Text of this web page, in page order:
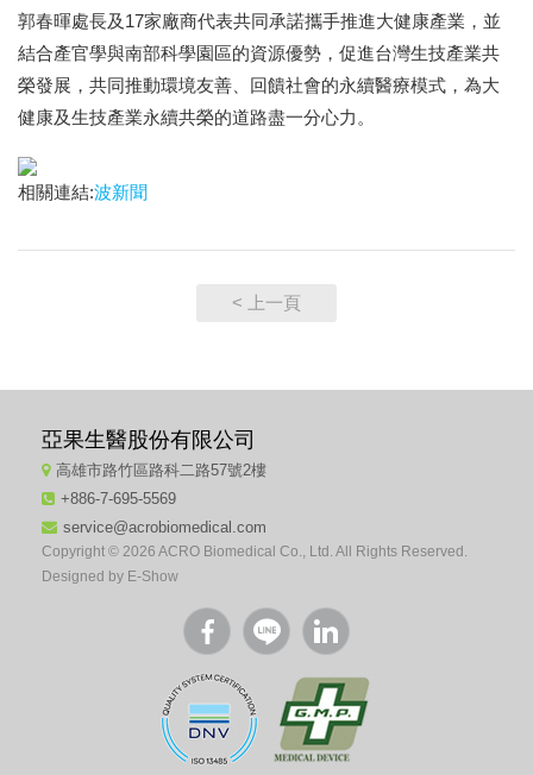
郭春暉處長及17家廠商代表共同承諾攜手推進大健康產業，並
結合產官學與南部科學園區的資源優勢，促進台灣生技產業共
榮發展，共同推動環境友善、回饋社會的永續醫療模式，為大
健康及生技產業永續共榮的道路盡一分心力。
相關連結:波新聞
< 上一頁
亞果生醫股份有限公司
高雄市路竹區路科二路57號2樓
+886-7-695-5569
service@acrobiomedical.com
Copyright © 2026 ACRO Biomedical Co., Ltd. All Rights Reserved.
Designed by E-Show